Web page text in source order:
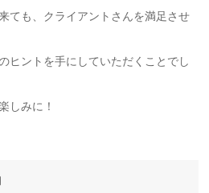
ても、クライアントさんを満足させ
ヒントを手にしていただくことでし
しみに！